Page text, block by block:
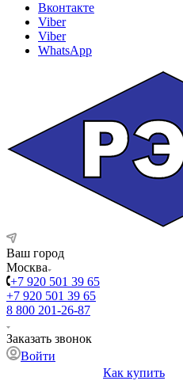
Вконтакте
Viber
Viber
WhatsApp
Ваш город
Москва
+7 920 501 39 65
+7 920 501 39 65
8 800 201-26-87
Заказать звонок
Войти
Как купить